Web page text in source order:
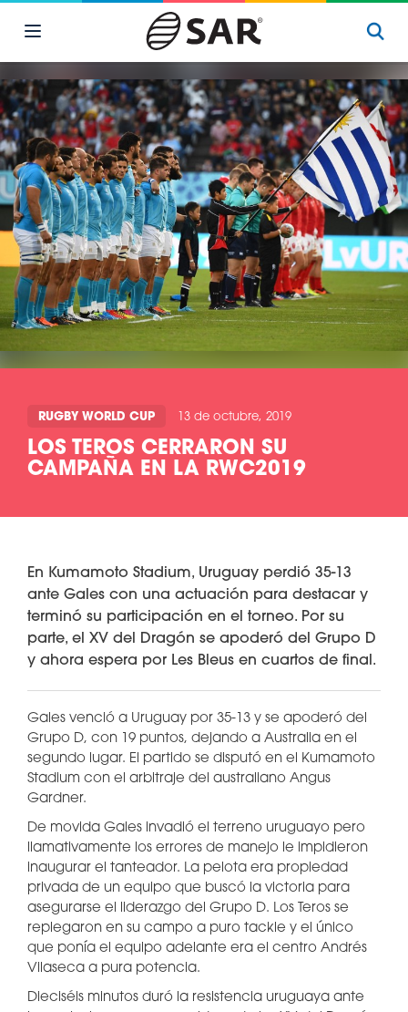
RUGBY WORLD CUP 13 de octubre, 2019
LOS TEROS CERRARON SU
CAMPAÑA EN LA RWC2019
En Kumamoto Stadium, Uruguay perdió 35-13
ante Gales con una actuación para destacar y
terminó su participación en el torneo. Por su
parte, el XV del Dragón se apoderó del Grupo D
y ahora espera por Les Bleus en cuartos de final.
Gales venció a Uruguay por 35-13 y se apoderó del
Grupo D, con 19 puntos, dejando a Australia en el
segundo lugar. El partido se disputó en el Kumamoto
Stadium con el arbitraje del australiano Angus
Gardner.
De movida Gales invadió el terreno uruguayo pero
llamativamente los errores de manejo le impidieron
inaugurar el tanteador. La pelota era propiedad
privada de un equipo que buscó la victoria para
asegurarse el liderazgo del Grupo D. Los Teros se
replegaron en su campo a puro tackle y el único
que ponía el equipo adelante era el centro Andrés
Vilaseca a pura potencia.
Dieciséis minutos duró la resistencia uruguaya ante